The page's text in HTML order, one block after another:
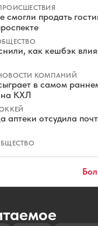
смогли продать
как кешбэк
КОМПАНИЙ
в самом
КХЛ
аптеки отсудила